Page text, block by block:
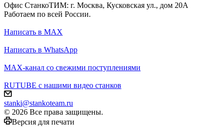
Офис СтанкоТИМ: г. Москва, Кусковская ул., дом 20А
Работаем по всей России.
Написать в MAX
Написать в WhatsApp
MAX-канал со свежими поступлениями
RUTUBE с нашими видео станков
stanki@stankoteam.ru
© 2026 Все права защищены.
Версия для печати